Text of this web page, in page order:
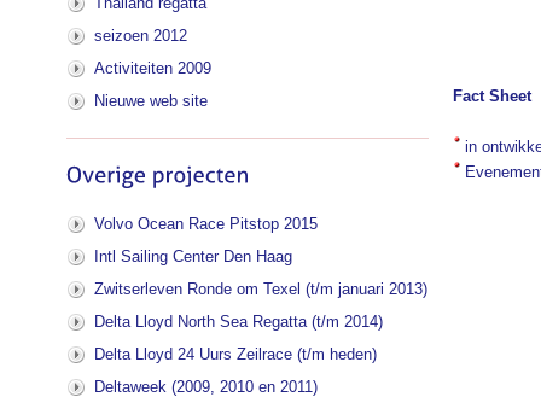
seizoen 2012
Activiteiten 2009
Nieuwe web site
Volvo Ocean Race Pitstop 2015
Intl Sailing Center Den Haag
Zwitserleven Ronde om Texel (t/m januari 2013)
Delta Lloyd North Sea Regatta (t/m 2014)
Delta Lloyd 24 Uurs Zeilrace (t/m heden)
Deltaweek (2009, 2010 en 2011)
Fact Sheet
in